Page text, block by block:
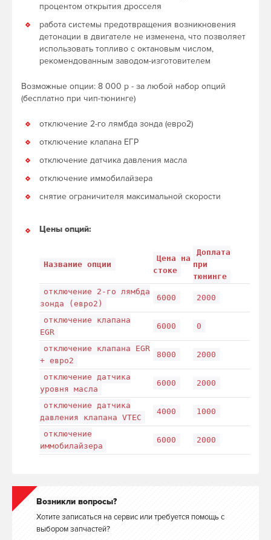
процентом открытия дросселя
работа системы предотвращения возникновения
детонации в двигателе не изменена, что позволяет
использовать топливо с октановым числом,
рекомендованным заводом-изготовителем
Возможные опции: 8 000 р - за любой набор опций
(бесплатно при чип-тюнинге)
отключение 2-го лямбда зонда (евро2)
отключение клапана ЕГР
отключение датчика давления масла
отключение иммобилайзера
снятие ограничителя максимальной скорости
Цены опций:
Название опции
Цена на
стоке
Доплата
при
тюнинге
отключение 2-го лямбда
зонда (евро2)
6000 2000
отключение клапана
EGR
6000 0
отключение клапана EGR
+ евро2
8000 2000
отключение датчика
уровня масла
6000 2000
отключение датчика
давления клапана VTEC
4000 1000
отключение
иммобилайзера
6000 2000
Возникли вопросы?
Хотите записаться на сервис или требуется помощь с
выбором запчастей?